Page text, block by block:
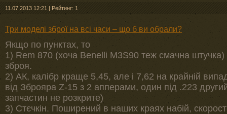
11.07.2013 12:21 | Рейтинг: 1
Три моделі зброї на всі часи – що б ви обрали?
Якщо по пунктах, то
1) Rem 870 (хоча Benelli M3S90 теж смачна штучка)
зброя.
2) АК, калібр краще 5,45, але і 7,62 на крайній
від Зброяра Z-15 з 2 апперами, один під .223
запчастин не розкрите)
3) Стєчкін. Поширений в наших краях набій,